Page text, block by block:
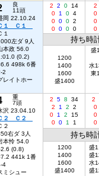
良
11頭
岡 22.10.24
１ Ｃ１
１
左ダ 9人
本政 56.0
(0.2)
498k 6番
2
レイトホー
2 2 0
14
0
1 0 4
0 0 0 2
0 0 0 0
2
0
0
0
持ち時
1200
1400
1600
盛1400
盛
水
東
重
7頭
沢 23.04.10
２ Ｃ２
２
右ダ 3人
本怜 54.0
(0.8)
441k 1番
4
ミシュー
2 5 8
34
2
1 2
2
0
1 2
15
0 0 1 1
2
0
0
0
持ち時
1200
1400
1600
盛1400
盛
盛
水
盛